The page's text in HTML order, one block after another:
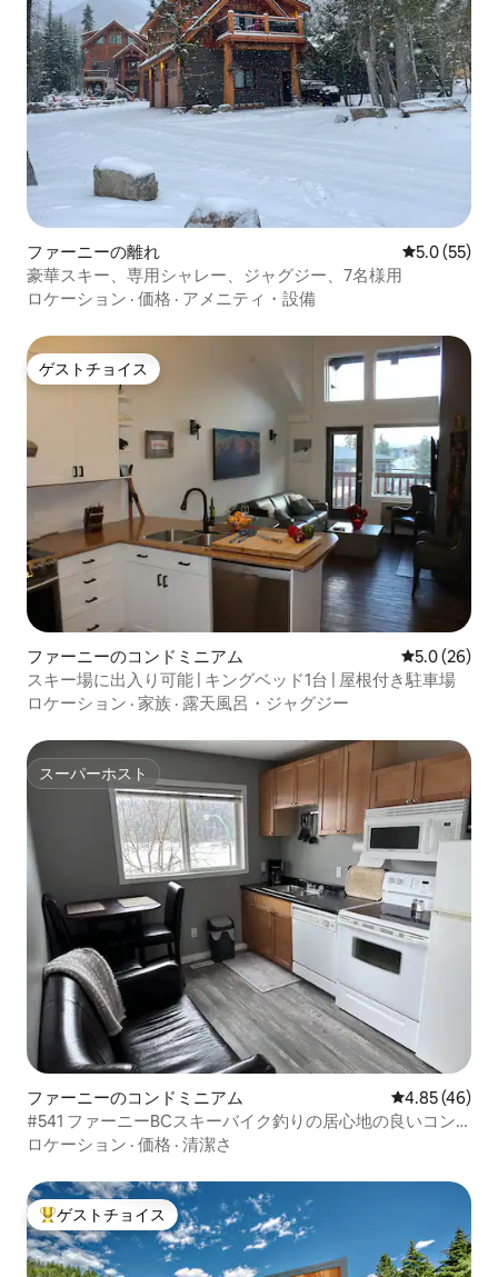
ファーニーの離れ レビュー55
5.0 (55)
豪華スキー、専用シャレー、ジャグジー、7名様用
ロケーション · 価格 · アメニティ・設備
ゲストチョイス
ゲストチョイス
ファーニーのコンドミニアム レビュー26
5.0 (26)
スキー場に出入り可能 | キングベッド1台 | 屋根付き駐車場
ロケーション · 家族 · 露天風呂・ジャグジー
スーパーホスト
スーパーホスト
ファーニーのコンドミニアム レビュー46
4.85 (46)
#541 ファーニーBCスキーバイク釣りの居心地の良いコン
ドミニアムキッチン
ロケーション · 価格 · 清潔さ
大好評のゲストチョイスです。
ゲストチョイス